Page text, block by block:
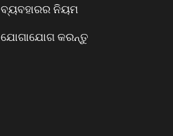
ବ୍ୟବହାରର ନିୟମ
ଯୋଗାଯୋଗ କରନ୍ତୁ